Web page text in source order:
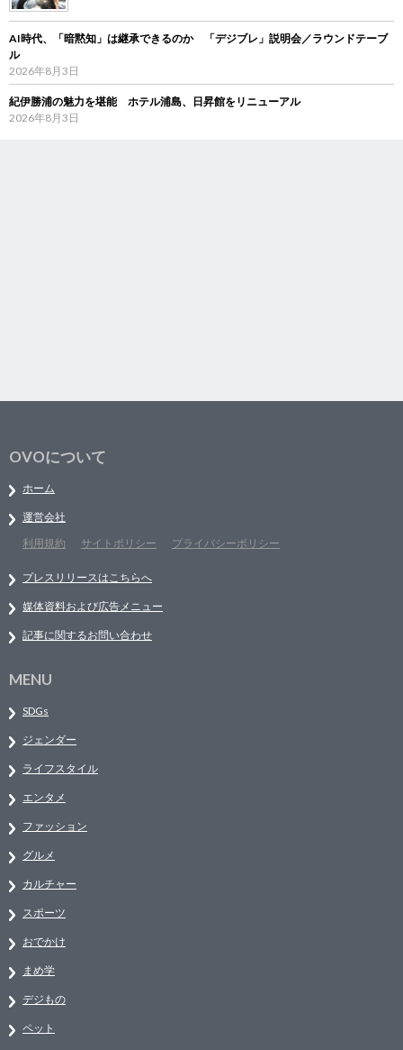
AI時代、「暗黙知」は継承できるのか 「デジブレ」説明会／ラウンドテーブ
ル
2026年8月3日
紀伊勝浦の魅力を堪能 ホテル浦島、日昇館をリニューアル
2026年8月3日
OVOについて
ホーム
運営会社
利用規約
サイトポリシー プライバシーポリシー
プレスリリースはこちらへ
媒体資料および広告メニュー
記事に関するお問い合わせ
MENU
SDGs
ジェンダー
ライフスタイル
エンタメ
ファッション
グルメ
カルチャー
スポーツ
おでかけ
まめ学
デジもの
ペット